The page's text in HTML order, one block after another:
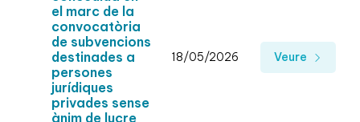
el marc de la
convocatòria
de subvencions
destinades a
persones
jurídiques
privades sense
ànim de lucre
18/05/2026 Veure